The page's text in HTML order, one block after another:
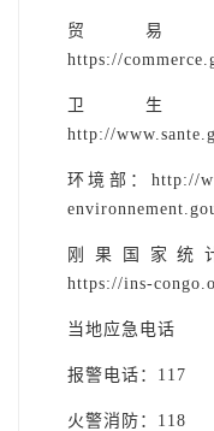
贸易
https://
卫生
http://
环境部：http://
刚果国家统
https://ins-
当地应急电话
报警电话：117
火警消防：118